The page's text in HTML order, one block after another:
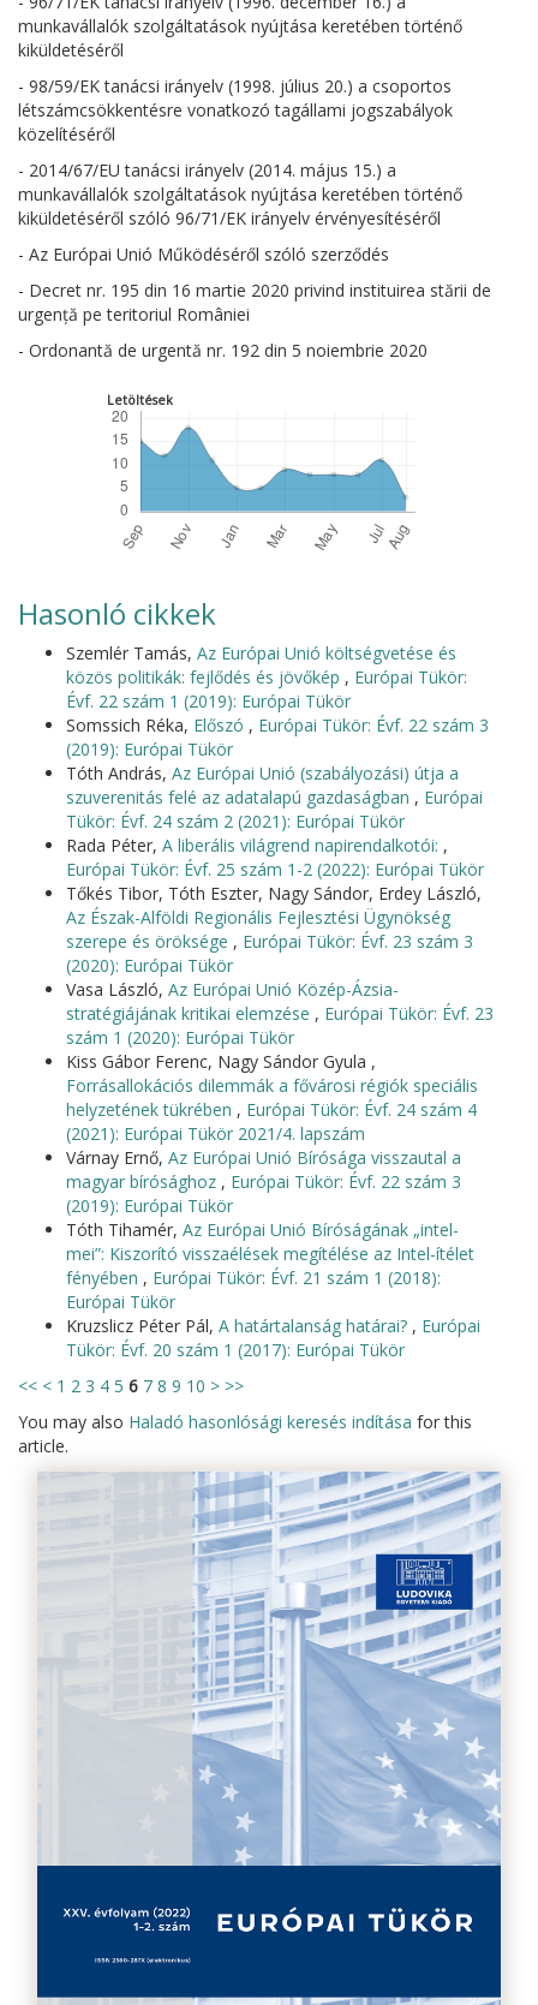
munkavállalók szolgáltatások nyújtása keretében történő
kiküldetéséről
- 98/59/EK tanácsi irányelv (1998. július 20.) a csoportos
létszámcsökkentésre vonatkozó tagállami jogszabályok
közelítéséről
- 2014/67/EU tanácsi irányelv (2014. május 15.) a
munkavállalók szolgáltatások nyújtása keretében történő
kiküldetéséről szóló 96/71/EK irányelv érvényesítéséről
- Az Európai Unió Működéséről szóló szerződés
- Decret nr. 195 din 16 martie 2020 privind instituirea stării de
urgență pe teritoriul României
- Ordonantă de urgentă nr. 192 din 5 noiembrie 2020
Letöltések
Hasonló cikkek
Szemlér Tamás, Az Európai Unió költségvetése és
közös politikák: fejlődés és jövőkép , Európai Tükör:
Évf. 22 szám 1 (2019): Európai Tükör
Somssich Réka, Előszó , Európai Tükör: Évf. 22 szám 3
(2019): Európai Tükör
Tóth András, Az Európai Unió (szabályozási) útja a
szuverenitás felé az adatalapú gazdaságban , Európai
Tükör: Évf. 24 szám 2 (2021): Európai Tükör
Rada Péter, A liberális világrend napirendalkotói: ,
Európai Tükör: Évf. 25 szám 1-2 (2022): Európai Tükör
Tőkés Tibor, Tóth Eszter, Nagy Sándor, Erdey László,
Az Észak-Alföldi Regionális Fejlesztési Ügynökség
szerepe és öröksége , Európai Tükör: Évf. 23 szám 3
(2020): Európai Tükör
Vasa László, Az Európai Unió Közép-Ázsia-
stratégiájának kritikai elemzése , Európai Tükör: Évf. 23
szám 1 (2020): Európai Tükör
Kiss Gábor Ferenc, Nagy Sándor Gyula ,
Forrásallokációs dilemmák a fővárosi régiók speciális
helyzetének tükrében , Európai Tükör: Évf. 24 szám 4
(2021): Európai Tükör 2021/4. lapszám
Várnay Ernő, Az Európai Unió Bírósága visszautal a
magyar bírósághoz , Európai Tükör: Évf. 22 szám 3
(2019): Európai Tükör
Tóth Tihamér, Az Európai Unió Bíróságának „intel-
mei”: Kiszorító visszaélések megítélése az Intel-ítélet
fényében , Európai Tükör: Évf. 21 szám 1 (2018):
Európai Tükör
Kruzslicz Péter Pál, A határtalanság határai? , Európai
Tükör: Évf. 20 szám 1 (2017): Európai Tükör
<< < 1 2 3 4 5 6 7 8 9 10 > >>
You may also Haladó hasonlósági keresés indítása for this
article.